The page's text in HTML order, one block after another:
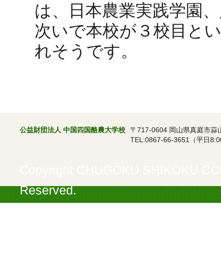
は、日本農業実践学園
次いで本校が３校目と
れそうです。
公益財団法人 中国四国酪農大学校
〒717-0604 岡山県真庭市蒜
TEL:0867-66-3651（平日
Reserved.